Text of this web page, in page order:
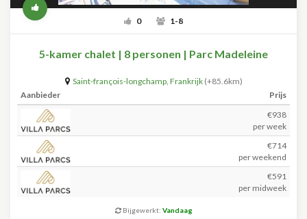
0 1-8
5-kamer chalet | 8 personen | Parc Madeleine
Saint-françois-longchamp, Frankrijk (+85.6km)
Aanbieder
Prijs
€938
per week
€714
per weekend
€591
per midweek
Bijgewerkt: Vandaag